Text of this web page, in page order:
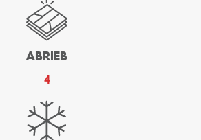
ABRIEB
4